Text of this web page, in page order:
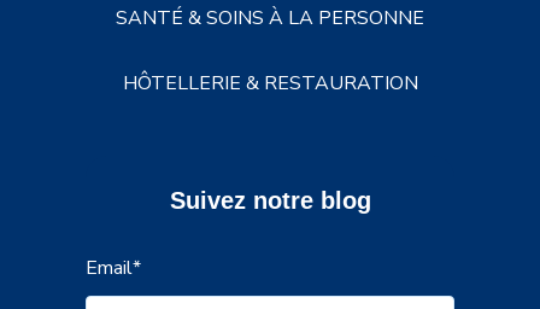
SANTÉ & SOINS À LA PERSONNE
HÔTELLERIE & RESTAURATION
Suivez notre blog
Email*